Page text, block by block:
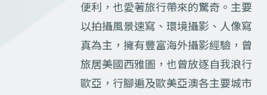
便利，也愛著旅行帶來的驚奇。主要
以拍攝風景速寫、環境攝影、人像寫
真為主，擁有豐富海外攝影經驗，曾
旅居美國西雅圖，也曾放逐自我浪行
歐亞，行腳遍及歐美亞澳各主要城市